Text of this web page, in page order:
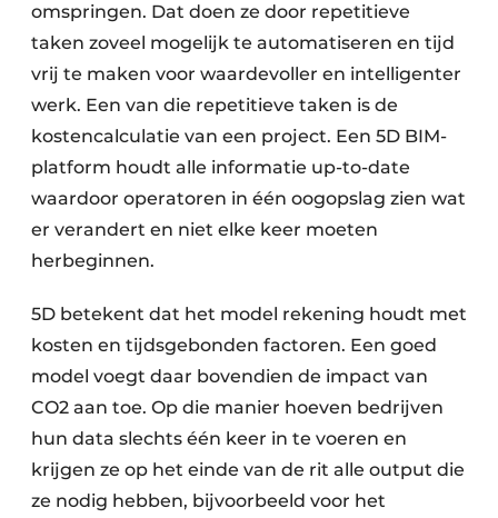
omspringen. Dat doen ze door repetitieve
taken zoveel mogelijk te automatiseren en tijd
vrij te maken voor waardevoller en intelligenter
werk. Een van die repetitieve taken is de
kostencalculatie van een project. Een 5D BIM-
platform houdt alle informatie up-to-date
waardoor operatoren in één oogopslag zien wat
er verandert en niet elke keer moeten
herbeginnen.
5D betekent dat het model rekening houdt met
kosten en tijdsgebonden factoren. Een goed
model voegt daar bovendien de impact van
CO2 aan toe. Op die manier hoeven bedrijven
hun data slechts één keer in te voeren en
krijgen ze op het einde van de rit alle output die
ze nodig hebben, bijvoorbeeld voor het